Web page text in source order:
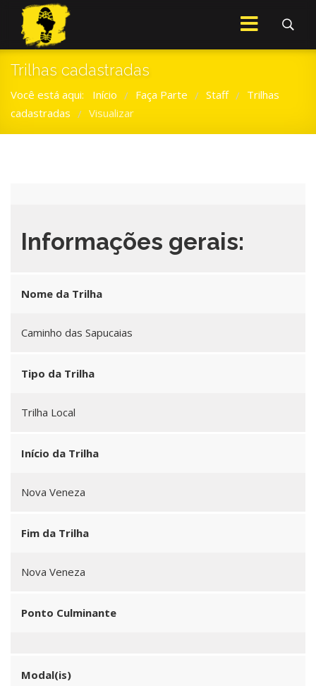
Trilhas cadastradas
Você está aqui: Início / Faça Parte / Staff / Trilhas
cadastradas / Visualizar
Informações gerais:
Nome da Trilha
Caminho das Sapucaias
Tipo da Trilha
Trilha Local
Início da Trilha
Nova Veneza
Fim da Trilha
Nova Veneza
Ponto Culminante
Modal(is)